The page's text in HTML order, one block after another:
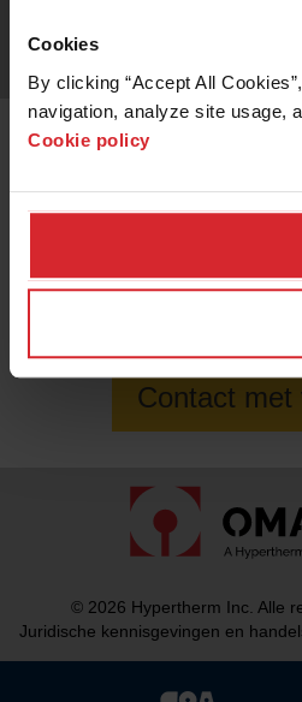
Cookies
By clicking “Accept All
navigation, analyze site usage,
Cookie policy
Wilt u meer weten
Contact met
© 2026 Hypertherm Inc. Alle
Juridische kennisgevingen en